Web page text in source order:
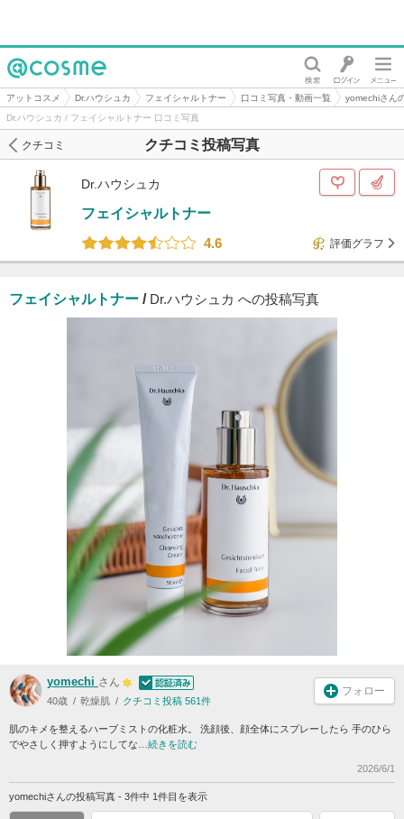
@cosme
アットコスメ Dr.ハウシュカ フェイシャルトナー 口コミ写真・動画一覧
yomechiさん
Dr.ハウシュカ / フェイシャルトナー 口コミ写真
クチコミ投稿写真
クチコミ
Dr.ハウシュカ
フェイシャルトナー
4.6
評価グラフ
フェイシャルトナー / Dr.ハウシュカ への投稿写真
yomechi さん
40歳 乾燥肌 クチコミ投稿 561件
フォロー
肌のキメを整えるハーブミストの化粧水。 洗顔後、顔全体にスプレーしたら 手のひら
でやさしく押すようにしてな… 続きを読む
2026/6/1
yomechiさんの投稿写真 - 3件中 1件目を表示